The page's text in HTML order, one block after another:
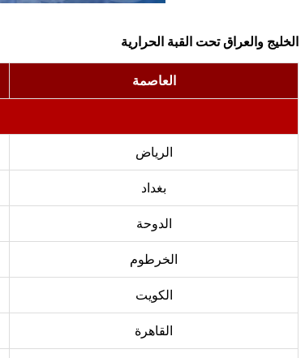
الخليج والعراق تحت القبة الحرارية
العاصمة
الرياض
بغداد
الدوحة
الخرطوم
الكويت
القاهرة